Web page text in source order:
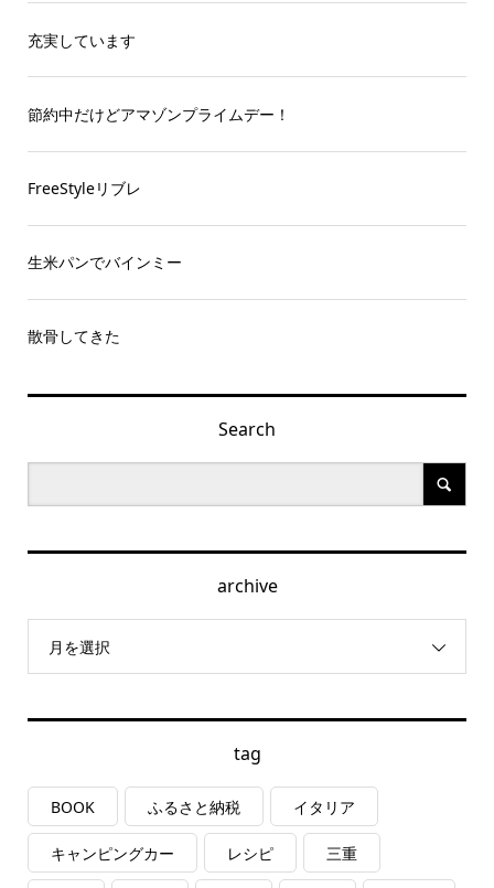
充実しています
節約中だけどアマゾンプライムデー！
FreeStyleリブレ
生米パンでバインミー
散骨してきた
Search
archive
月を選択
tag
BOOK ふるさと納税 イタリア
キャンピングカー レシピ 三重